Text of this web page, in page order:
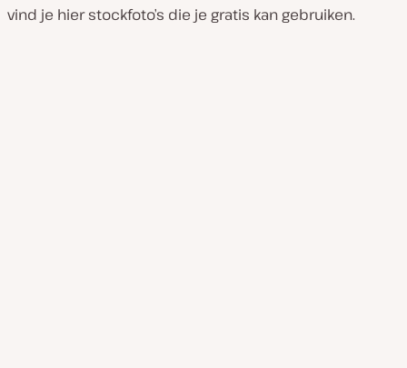
vind je hier stockfoto’s die je gratis kan gebruiken.